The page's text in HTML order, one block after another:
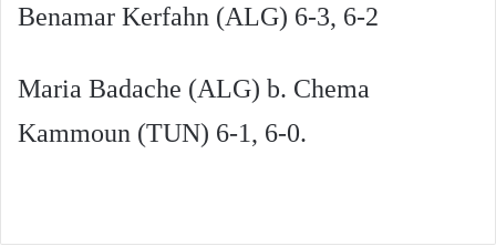
Benamar Kerfahn (ALG) 6-3, 6-2
Maria Badache (ALG) b. Chema
Kammoun (TUN) 6-1, 6-0.